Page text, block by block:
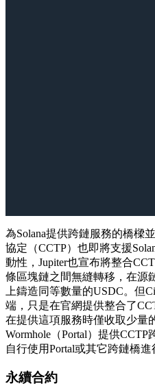
為Solana提供跨鏈服務的橋樑
協定（CCTP）也即將支援
動性，Jupiter也宣布將整合
條區塊鏈之間無縫轉移，在源
上鑄造同等數量的USDC。但
端，只是在官網提供整合了
在提供這項服務時僅收取少量
Wormhole（Portal）提供
自行使用Portal或其它跨鏈橋進
永續合約